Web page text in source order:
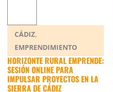
CÁDIZ,
EMPRENDIMIENTO
HORIZONTE RURAL EMPRENDE:
SESIÓN ONLINE PARA
IMPULSAR PROYECTOS EN LA
SIERRA DE CÁDIZ